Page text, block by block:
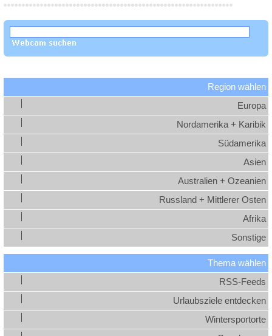
Region wählen
Europa
Nordamerika + Karibik
Südamerika
Asien
Australien + Ozeanien
Russland + Mittlerer Osten
Afrika
Sonstige
Thema wählen
RSS-Feeds
Urlaubsziele entdecken
Wintersportorte